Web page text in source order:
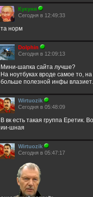
Кукуня
Сегодня в 12:49:33
та норм
Dolphin
Сегодня в 12:09:13
Мини-шапка сайта лучше?
На ноутбуках вроде самое то, на
больше полезной инфы влазиет.
Wirtuozik
Сегодня в 05:48:09
В вк есть такая группа Еретик.
ии-шная
Wirtuozik
Сегодня в 05:47:17